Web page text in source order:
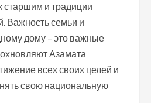
старшим и традиции
Важность семьи и
дому – это важные
Азамата
всех своих целей и
свою национальную